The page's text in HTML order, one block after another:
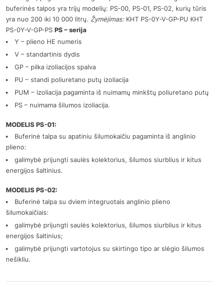
buferinės talpos yra trijų modelių: PS-00, PS-01, PS-02, kurių tūris
yra nuo 200 iki 10 000 litrų. Žymėjimas: KHT PS-0Y-V-GP-PU KHT
PS-0Y-V-GP-PS PS – serija
Y – plieno HE numeris
V – standartinis dydis
GP – pilka izoliacijos spalva
PU – standi poliuretano putų izoliacija
PUM – izoliacija pagaminta iš nuimamų minkštų poliuretano putų
PS – nuimama šilumos izoliacija.
MODELIS PS-01:
Buferinė talpa su apatiniu šilumokaičiu pagaminta iš anglinio
plieno:
galimybė prijungti saulės kolektorius, šilumos siurblius ir kitus
energijos šaltinius.
MODELIS PS-02:
Buferinė talpa su dviem integruotais anglinio plieno
šilumokaičiais:
galimybė prijungti saulės kolektorius, šilumos siurblius ir kitus
energijos šaltinius;
galimybė prijungti vartotojus su skirtingo tipo ar slėgio šilumos
nešikliu.